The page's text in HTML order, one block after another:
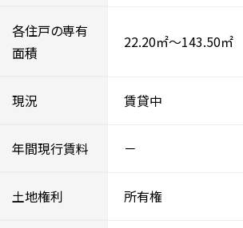
各住戸の専有
面積
22.20㎡～143.50㎡
現況 賃貸中
年間現行賃料 －
土地権利 所有権